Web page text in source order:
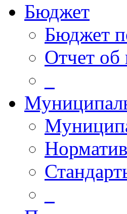
Бюджет
Бюджет
Отчет об